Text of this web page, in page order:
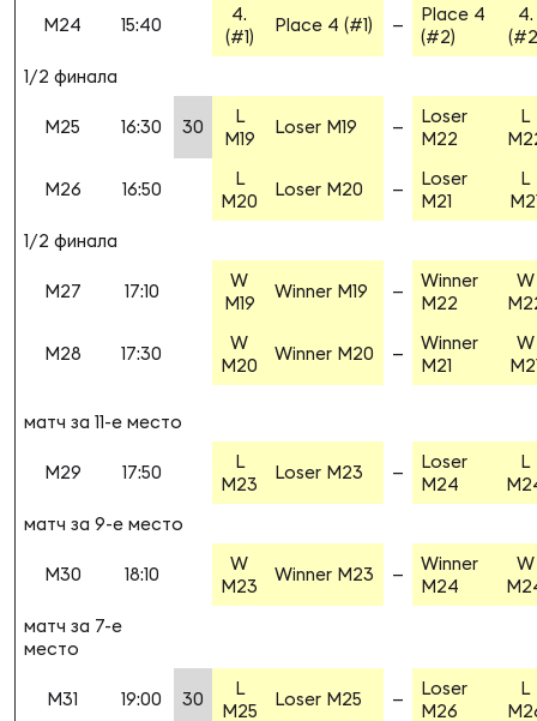
M24 15:40
4.
(#1)
Place 4 (#1) —
Place 4
(#2)
4.
1/2 финала
M25 16:30 30
L
M19
Loser M19 —
Loser
M22
L
M26 16:50
L
M20
Loser M20 —
Loser
M21
L
1/2 финала
M27 17:10
W
M19
Winner M19 —
Winner
M22
W
M28 17:30
W
M20
Winner M20 —
Winner
M21
W
матч за 11-е место
M29 17:50
L
M23
Loser M23 —
Loser
M24
L
матч за 9-е место
M30 18:10
W
M23
Winner M23 —
Winner
M24
W
матч за 7-е
место
M31 19:00 30
L
M25
Loser M25 —
Loser
M26
L